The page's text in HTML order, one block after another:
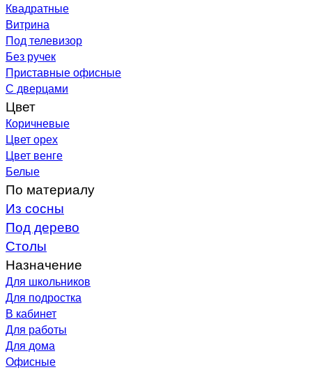
Квадратные
Витрина
Под телевизор
Без ручек
Приставные офисные
С дверцами
Цвет
Коричневые
Цвет орех
Цвет венге
Белые
По материалу
Из сосны
Под дерево
Столы
Назначение
Для школьников
Для подростка
В кабинет
Для работы
Для дома
Офисные